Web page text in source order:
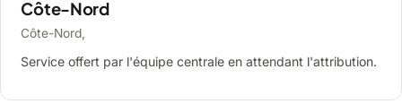
Côte-Nord
Côte-Nord,
Service offert par l'équipe centrale en attendant l'attribution.